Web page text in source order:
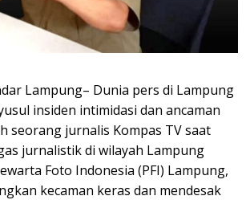
Lampung– Dunia pers di Lampung
insiden intimidasi dan ancaman
seorang jurnalis Kompas TV saat
jurnalistik di wilayah Lampung
Foto Indonesia (PFI) Lampung,
kecaman keras dan mendesak